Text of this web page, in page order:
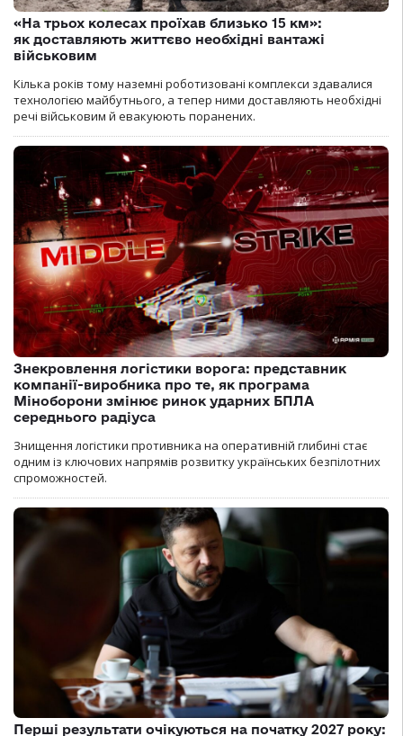
«На трьох колесах проїхав близько 15 км»:
як доставляють життєво необхідні вантажі
військовим
Кілька років тому наземні роботизовані комплекси здавалися
технологією майбутнього, а тепер ними доставляють необхідні
речі військовим й евакуюють поранених.
Знекровлення логістики ворога: представник
компанії-виробника про те, як програма
Міноборони змінює ринок ударних БПЛА
середнього радіуса
Знищення логістики противника на оперативній глибині стає
одним із ключових напрямів розвитку українських безпілотних
спроможностей.
Перші результати очікуються на початку 2027 року: